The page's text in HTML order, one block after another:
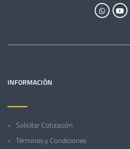
INFORMACIÓN
Solicitar Cotización
Términos y Condiciones